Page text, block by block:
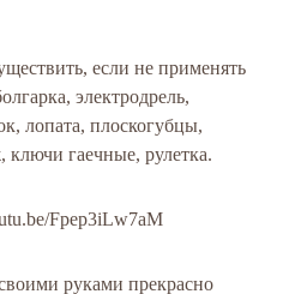
если не применять
электродрель,
лопата, плоскогубцы,
гаечные, рулетка.
Fpep3iLw7aM
руками прекрасно